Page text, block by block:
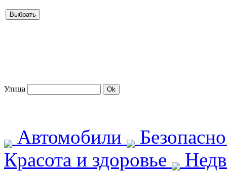
Улица
Автомобили
Красота и здоровье